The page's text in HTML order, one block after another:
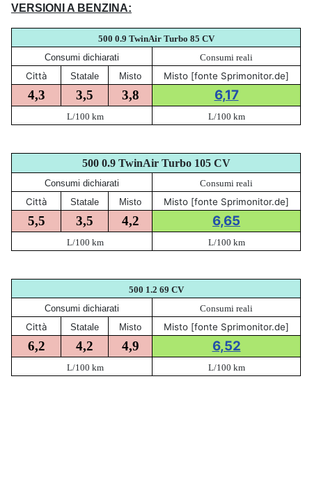
VERSIONI A BENZINA:
500 0.9 TwinAir Turbo 85 CV
Consumi dichiarati
Consumi reali
Città Statale Misto Misto [fonte Sprimonitor.de]
4,3 3,5 3,8 6,17
L/100 km L/100 km
500 0.9 TwinAir Turbo 105 CV
Consumi dichiarati Consumi reali
Città Statale Misto Misto [fonte Sprimonitor.de]
5,5 3,5 4,2 6,65
L/100 km L/100 km
500 1.2 69 CV
Consumi dichiarati
Consumi reali
Città Statale Misto Misto [fonte Sprimonitor.de]
6,2 4,2 4,9 6,52
L/100 km L/100 km